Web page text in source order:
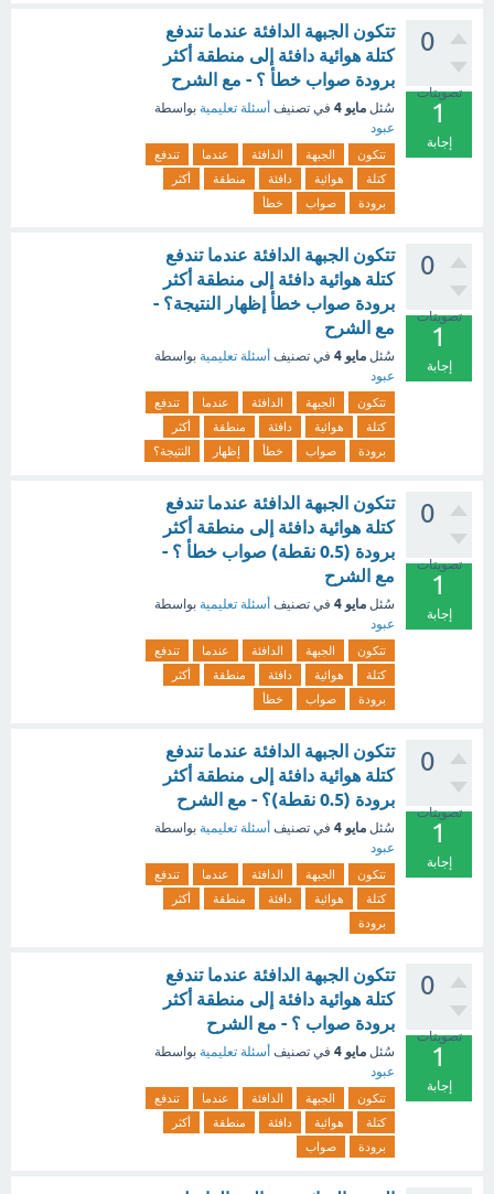
0
تصويتات
1
إجابة
تتكون الجبهة الدافئة عندما تندفع
كتلة هوائية دافئة إلى منطقة أكثر
برودة صواب خطأ ؟ - مع الشرح
سُئل مايو 4 في تصنيف أسئلة تعليمية بواسطة
عبود
تتكون الجبهة الدافئة عندما
تندفع
كتلة
هوائية دافئة منطقة
أكثر
برودة
صواب خطأ
0
تصويتات
1
إجابة
تتكون الجبهة الدافئة عندما تندفع
كتلة هوائية دافئة إلى منطقة أكثر
برودة صواب خطأ إظهار النتيجة؟ -
مع الشرح
سُئل مايو 4 في تصنيف أسئلة تعليمية بواسطة
عبود
تتكون الجبهة الدافئة عندما
تندفع
كتلة
هوائية دافئة منطقة
أكثر
برودة
صواب خطأ إظهار النتيجة؟
0
تصويتات
1
إجابة
تتكون الجبهة الدافئة عندما تندفع
كتلة هوائية دافئة إلى منطقة أكثر
برودة (0.5 نقطة) صواب خطأ ؟ -
مع الشرح
سُئل مايو 4 في تصنيف أسئلة تعليمية بواسطة
عبود
تتكون الجبهة الدافئة عندما
تندفع
كتلة
هوائية دافئة منطقة
أكثر
برودة
صواب خطأ
0
تصويتات
1
إجابة
تتكون الجبهة الدافئة عندما تندفع
كتلة هوائية دافئة إلى منطقة أكثر
برودة (0.5 نقطة)؟ - مع الشرح
سُئل مايو 4 في تصنيف أسئلة تعليمية بواسطة
عبود
تتكون الجبهة الدافئة عندما
تندفع
كتلة
هوائية دافئة منطقة
أكثر
برودة
0
تصويتات
1
إجابة
تتكون الجبهة الدافئة عندما تندفع
كتلة هوائية دافئة إلى منطقة أكثر
برودة صواب ؟ - مع الشرح
سُئل مايو 4 في تصنيف أسئلة تعليمية بواسطة
عبود
تتكون الجبهة الدافئة عندما
تندفع
كتلة
هوائية دافئة منطقة
أكثر
برودة
صواب